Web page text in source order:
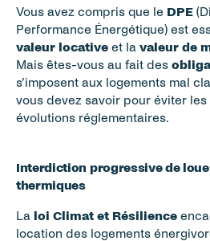
Vous avez compris que le DPE
valeur locative et la valeur de
Mais êtes-vous au fait des
s’imposent aux logements mal
vous devez savoir pour éviter
évolutions réglementaires.
Interdiction progressive de
thermiques
La loi Climat et Résilience
location des logements